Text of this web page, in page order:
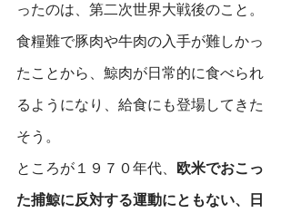
ったのは、第二次世界大戦後のこと。
食糧難で豚肉や牛肉の入手が難しかっ
たことから、鯨肉が日常的に食べられ
るようになり、給食にも登場してきた
そう。
ところが１９７０年代、
欧米でおこっ
た捕鯨に反対する運動にともない、日